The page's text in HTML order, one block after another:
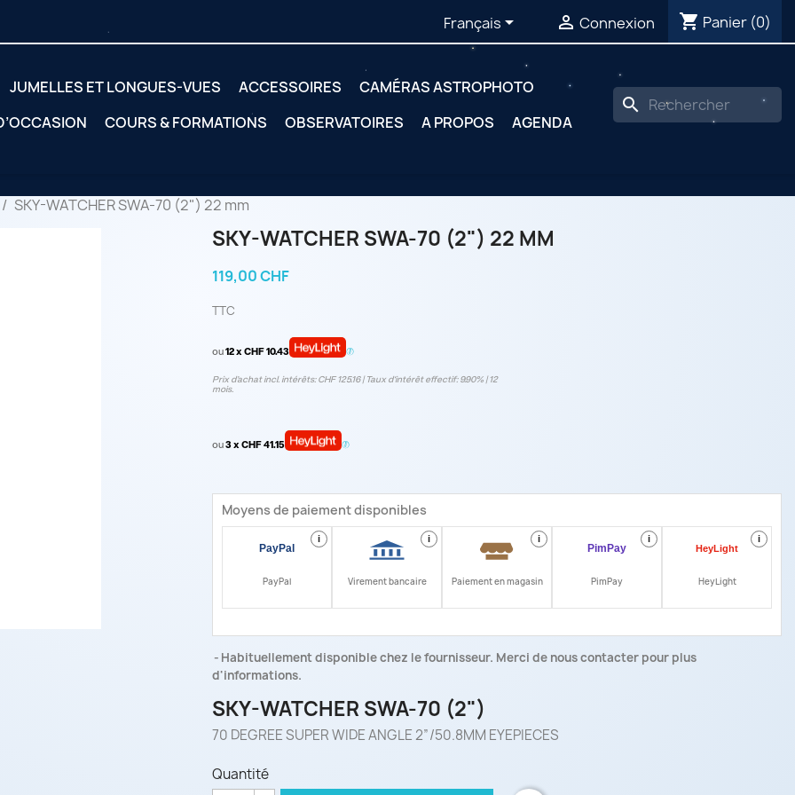
Français  Connexion shopping_cart Panier (0)
JUMELLES ET LONGUES-VUES ACCESSOIRES
CAMÉRAS ASTROPHOTO
COURS & FORMATIONS OBSERVATOIRES A PROPOS AGENDA
search
SKY-WATCHER SWA-70 (2") 22 mm
SKY-WATCHER SWA-70 (2") 22 MM
119,00 CHF
TTC
ou12 x CHF 10.43
Prix d’achat incl. intérêts: CHF 125.16 | Taux d‘intérêt effectif: 9.90% | 12
mois.
ou3 x CHF 41.15
Moyens de paiement disponibles
i
PayPal
i
Virement bancaire
i
Paiement en magasin
i
PimPay
i
HeyLight
Habituellement disponible chez le fournisseur. Merci de nous contacter pour plus
d'informations.
SKY-WATCHER SWA-70 (2")
70 DEGREE SUPER WIDE ANGLE 2”/50.8MM EYEPIECES
Quantité